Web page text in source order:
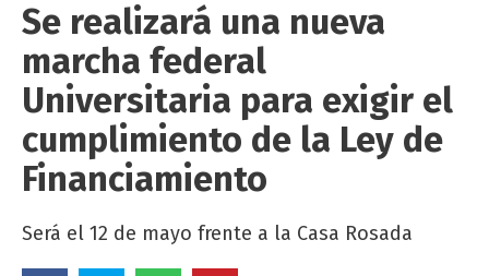
Se realizará una nueva
marcha federal
Universitaria para exigir el
cumplimiento de la Ley de
Financiamiento
Será el 12 de mayo frente a la Casa Rosada